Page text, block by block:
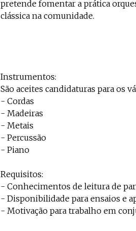
pretende fomentar a prática
clássica na comunidade.
Instrumentos:
São aceites candidaturas para os
- Cordas
- Madeiras
- Metais
- Percussão
- Piano
Requisitos:
- Conhecimentos de leitura de
- Disponibilidade para ensaios e
- Motivação para trabalho em